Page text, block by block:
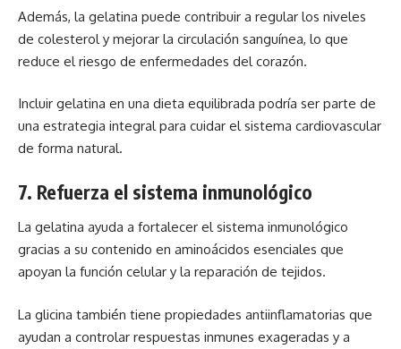
Además, la gelatina puede contribuir a regular los niveles
de colesterol y mejorar la circulación sanguínea, lo que
reduce el riesgo de enfermedades del corazón.
Incluir gelatina en una dieta equilibrada podría ser parte de
una estrategia integral para cuidar el sistema cardiovascular
de forma natural.
7. Refuerza el sistema inmunológico
La gelatina ayuda a fortalecer el sistema inmunológico
gracias a su contenido en aminoácidos esenciales que
apoyan la función celular y la reparación de tejidos.
La glicina también tiene propiedades antiinflamatorias que
ayudan a controlar respuestas inmunes exageradas y a